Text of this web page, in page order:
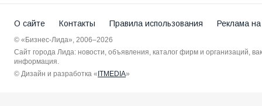
О сайте Контакты Правила использования Реклама
© «Бизнес-Лида», 2006–2026
Сайт города Лида: новости, объявления, каталог фирм и организаций,
информация.
© Дизайн и разработка « ITMEDIA»